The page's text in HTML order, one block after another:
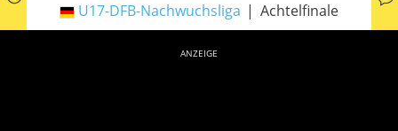
U17-DFB-Nachwuchsliga Achtelfinale
ANZEIGE